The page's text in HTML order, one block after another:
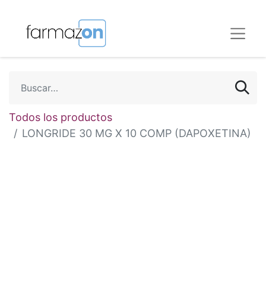
Todos los productos
LONGRIDE 30 MG X 10 COMP (DAPOXETINA)